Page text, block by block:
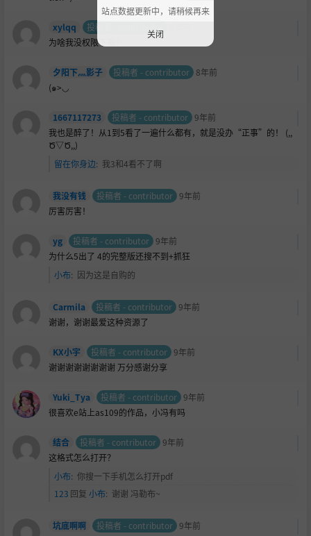
xylqq 投稿者 - contributor
为啥我没权限下载？
夕阳下灬影子 投稿者 - contributor 8年前
(๑>◡
1667117273 投稿者 - contributor 9年前
我也是醉了！从1到5看了一遍什么都有，就是没办“正事”的！ (,,
Ծ▽Ծ,,)
留在你身边: 我3和4看不了啊
我没有钱 投稿者 - contributor 9年前
厉害厉害！
yg 投稿者 - contributor 9年前
为什么5出了 4的完整版还搜不到+抓狂
小布: 因为这是自购的
Carmila 投稿者 - contributor 9年前
谢谢，谢谢最爱这种资源了
KX小宇 投稿者 - contributor 9年前
谢谢谢谢谢谢谢谢 万分感谢分享
Yuki_Tya 投稿者 - contributor 9年前
很喜欢e站上as109的作品，小冯有吗
结合 投稿者 - contributor 9年前
这格式怎么打开？
小布: 你搜一下手机怎么打开pdf
123 回复 小布: 谢谢 冯勒布~
坑底啊啊 投稿者 - contributor 9年前
站点数据更新中，请稍候再来
关闭